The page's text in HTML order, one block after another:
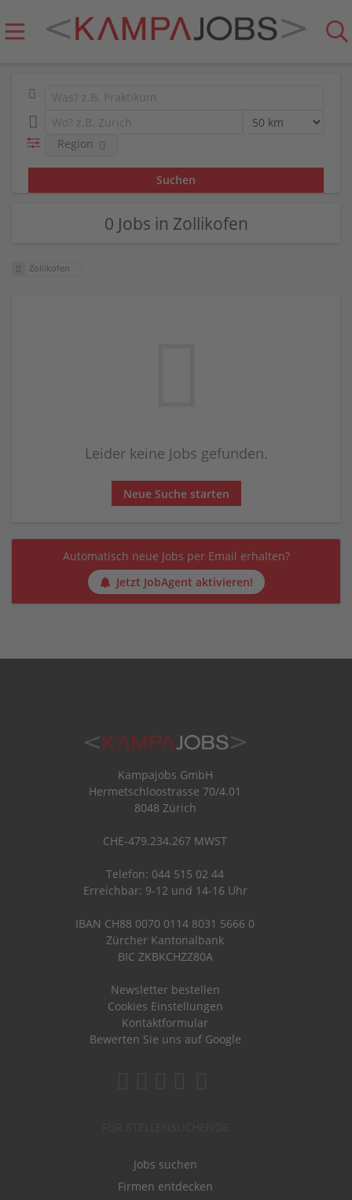
Region
0 Jobs in Zollikofen
Zollikofen
Leider keine Jobs gefunden.
Neue Suche starten
Automatisch neue Jobs per Email erhalten?
Jetzt JobAgent aktivieren!
Kampajobs GmbH
Hermetschloostrasse 70/4.01
8048 Zürich
CHE-479.234.267 MWST
Telefon: 044 515 02 44
Erreichbar: 9-12 und 14-16 Uhr
IBAN CH88 0070 0114 8031 5666 0
Zürcher Kantonalbank
BIC ZKBKCHZZ80A
Newsletter bestellen
Cookies Einstellungen
Kontaktformular
Bewerten Sie uns auf Google
Jobs suchen
Firmen entdecken